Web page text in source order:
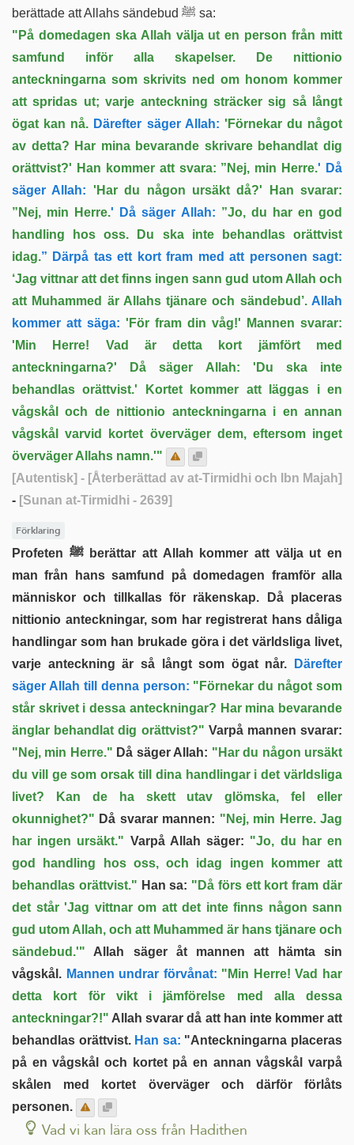
berättade att Allahs sändebud ﷺ sa:
"På domedagen ska Allah välja ut en person från mitt
samfund inför alla skapelser. De nittionio
anteckningarna som skrivits ned om honom kommer
att spridas ut; varje anteckning sträcker sig så långt
ögat kan nå. Därefter säger Allah: 'Förnekar du något
av detta? Har mina bevarande skrivare behandlat dig
orättvist?' Han kommer att svara: ”Nej, min Herre.' Då
säger Allah: 'Har du någon ursäkt då?' Han svarar:
”Nej, min Herre.' Då säger Allah: ”Jo, du har en god
handling hos oss. Du ska inte behandlas orättvist
idag.” Därpå tas ett kort fram med att personen sagt:
‘Jag vittnar att det finns ingen sann gud utom Allah och
att Muhammed är Allahs tjänare och sändebud’.Allah
kommer att säga: 'För fram din våg!' Mannen svarar:
'Min Herre! Vad är detta kort jämfört med
anteckningarna?' Då säger Allah: 'Du ska inte
behandlas orättvist.' Kortet kommer att läggas i en
vågskål och de nittionio anteckningarna i en annan
vågskål varvid kortet överväger dem, eftersom inget
överväger Allahs namn.'"
[Autentisk] - [Återberättad av at-Tirmidhi och Ibn Majah]
- [Sunan at-Tirmidhi - 2639]
Förklaring
Profeten ﷺ berättar att Allah kommer att välja ut en
man från hans samfund på domedagen framför alla
människor och tillkallas för räkenskap. Då placeras
nittionio anteckningar, som har registrerat hans dåliga
handlingar som han brukade göra i det världsliga livet,
varje anteckning är så långt som ögat når. Därefter
säger Allah till denna person: "Förnekar du något som
står skrivet i dessa anteckningar? Har mina bevarande
änglar behandlat dig orättvist?" Varpå mannen svarar:
"Nej, min Herre." Då säger Allah: "Har du någon ursäkt
du vill ge som orsak till dina handlingar i det världsliga
livet? Kan de ha skett utav glömska, fel eller
okunnighet?" Då svarar mannen: "Nej, min Herre. Jag
har ingen ursäkt." Varpå Allah säger: "Jo, du har en
god handling hos oss, och idag ingen kommer att
behandlas orättvist." Han sa: "Då förs ett kort fram där
det står 'Jag vittnar om att det inte finns någon sann
gud utom Allah, och att Muhammed är hans tjänare och
sändebud.'" Allah säger åt mannen att hämta sin
vågskål. Mannen undrar förvånat: "Min Herre! Vad har
detta kort för vikt i jämförelse med alla dessa
anteckningar?!" Allah svarar då att han inte kommer att
behandlas orättvist.Han sa: "Anteckningarna placeras
på en vågskål och kortet på en annan vågskål varpå
skålen med kortet överväger och därför förlåts
personen.
Vad vi kan lära oss från Hadithen